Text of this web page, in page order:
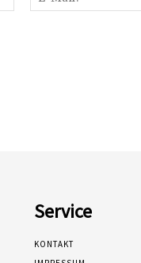
Service
KONTAKT